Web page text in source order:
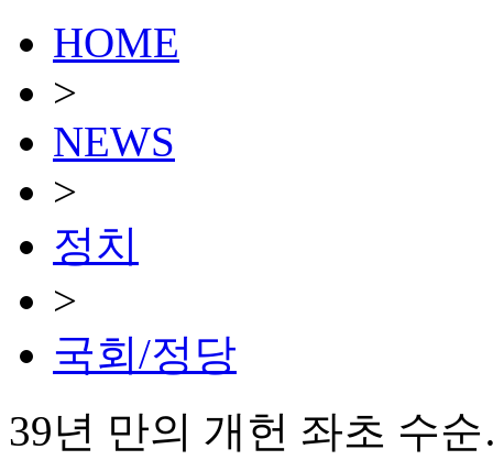
HOME
>
NEWS
>
정치
>
국회/정당
39년 만의 개헌 좌초 수